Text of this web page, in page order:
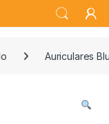
Auriculares